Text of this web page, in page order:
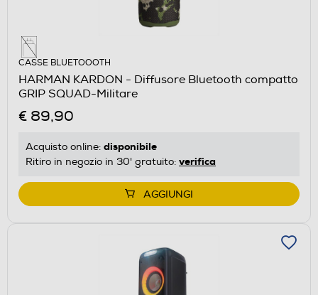
CASSE BLUETOOOTH
HARMAN KARDON - Diffusore Bluetooth compatto
GRIP SQUAD-Militare
€ 89,90
Acquisto online: disponibile
Ritiro in negozio in 30' gratuito: verifica
AGGIUNGI